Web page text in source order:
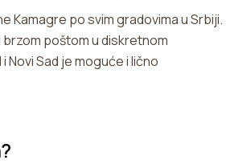
Kamagre po svim gradovima u Srbiji.
poštom u diskretnom
Novi Sad je moguće i lično